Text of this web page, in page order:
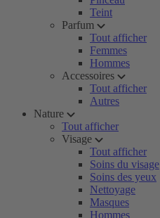
Teint
Parfum
Tout afficher
Femmes
Hommes
Accessoires
Tout afficher
Autres
Nature
Tout afficher
Visage
Tout afficher
Soins du visage
Soins des yeux
Nettoyage
Masques
Hommes